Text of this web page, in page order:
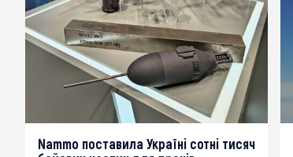
Nammo поставила Україні сотні тисяч